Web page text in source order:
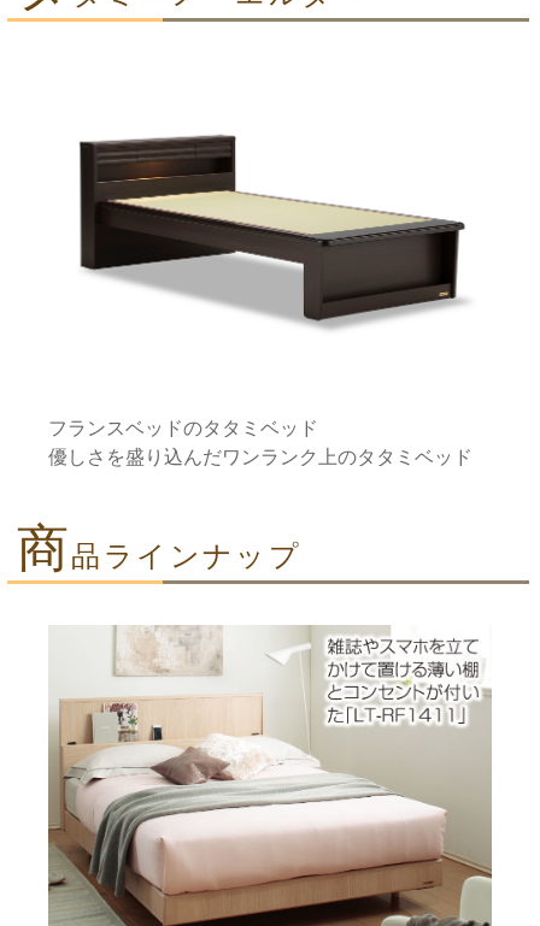
フランスベッドのタタミベッド
優しさを盛り込んだワンランク上のタタミベッド
商 品ラインナップ